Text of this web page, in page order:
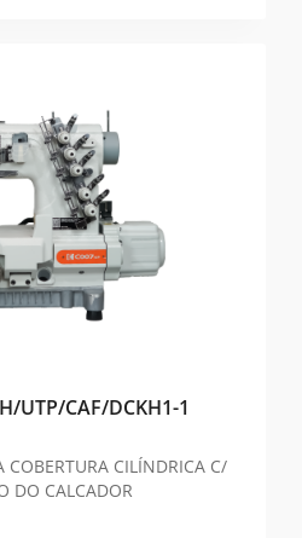
UTP/CAF/DCKH1-1
CILÍNDRICA C/
DO CALCADOR